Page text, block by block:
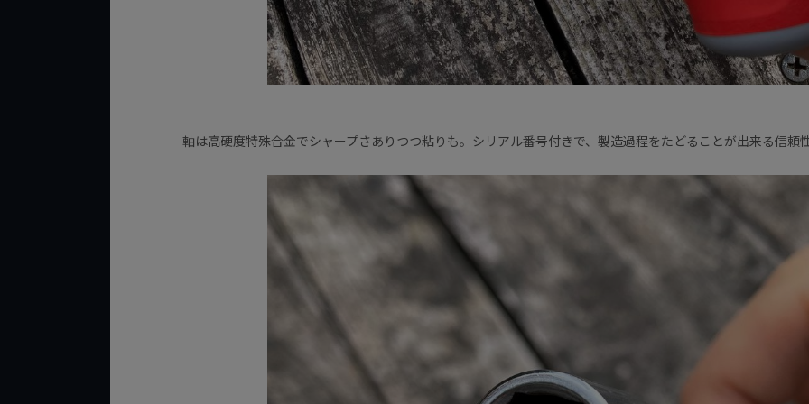
軸は高硬度特殊合金でシャープさありつつ粘りも。シリアル番号付きで、製造過程をたどることが出来る信頼